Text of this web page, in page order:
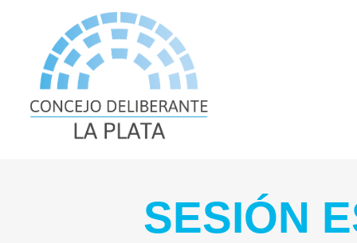
SESIÓN